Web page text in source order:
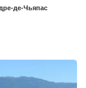
де-Чьяпас